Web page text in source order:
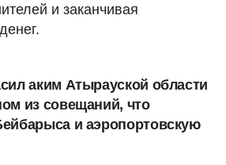
и заканчивая
аким Атырауской области
из совещаний, что
и аэропортовскую